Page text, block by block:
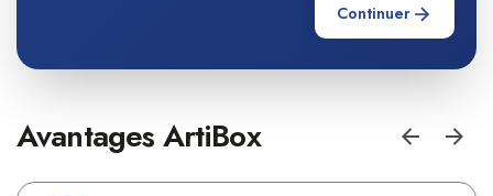
Continuer
Avantages ArtiBox